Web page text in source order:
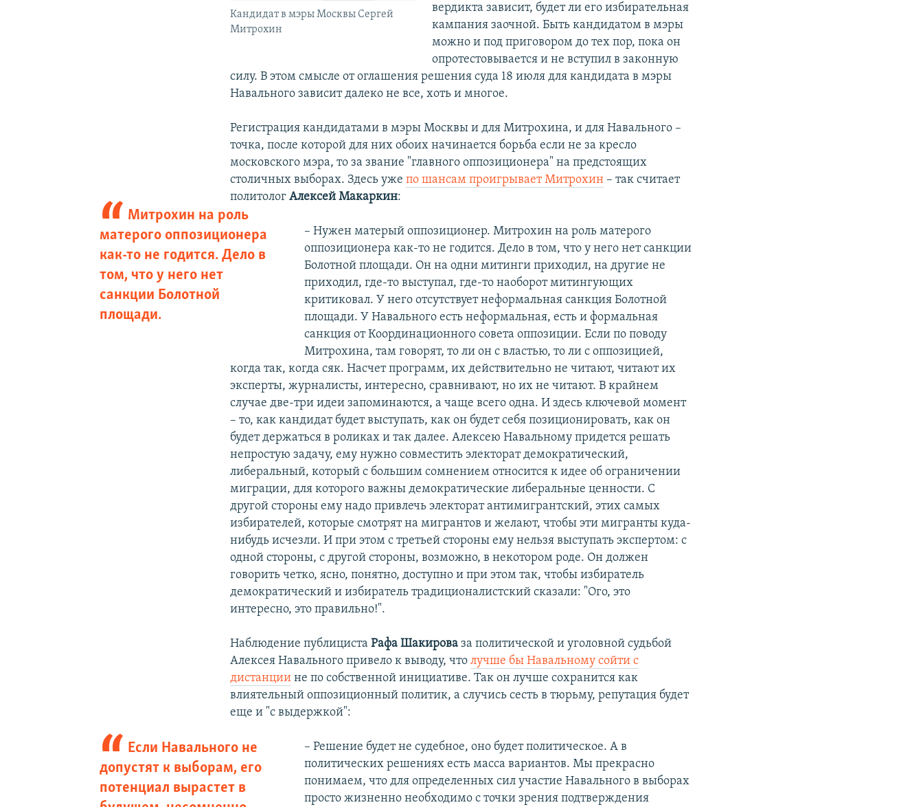
Кандидат в мэры Москвы Сергей
Митрохин
вердикта зависит, будет ли его избирательная
кампания заочной. Быть кандидатом в мэры
можно и под приговором до тех пор, пока он
опротестовывается и не вступил в законную
силу. В этом смысле от оглашения решения суда 18 июля для кандидата в мэры
Навального зависит далеко не все, хоть и многое.
Регистрация кандидатами в мэры Москвы и для Митрохина, и для Навального –
точка, после которой для них обоих начинается борьба если не за кресло
московского мэра, то за звание "главного оппозиционера" на предстоящих
столичных выборах. Здесь ужепо шансам проигрывает Митрохин – так считает
политологАлексей Макаркин:
Митрохин на роль
матерого оппозиционера
как-то не годится. Дело в
том, что у него нет
санкции Болотной
площади.
– Нужен матерый оппозиционер. Митрохин на роль матерого
оппозиционера как-то не годится. Дело в том, что у него нет санкции
Болотной площади. Он на одни митинги приходил, на другие не
приходил, где-то выступал, где-то наоборот митингующих
критиковал. У него отсутствует неформальная санкция Болотной
площади. У Навального есть неформальная, есть и формальная
санкция от Координационного совета оппозиции. Если по поводу
Митрохина, там говорят, то ли он с властью, то ли с оппозицией,
когда так, когда сяк. Насчет программ, их действительно не читают, читают их
эксперты, журналисты, интересно, сравнивают, но их не читают. В крайнем
случае две-три идеи запоминаются, а чаще всего одна. И здесь ключевой момент
– то, как кандидат будет выступать, как он будет себя позиционировать, как он
будет держаться в роликах и так далее. Алексею Навальному придется решать
непростую задачу, ему нужно совместить электорат демократический,
либеральный, который с большим сомнением относится к идее об ограничении
миграции, для которого важны демократические либеральные ценности. С
другой стороны ему надо привлечь электорат антимигрантский, этих самых
избирателей, которые смотрят на мигрантов и желают, чтобы эти мигранты куда-
нибудь исчезли. И при этом с третьей стороны ему нельзя выступать экспертом: с
одной стороны, с другой стороны, возможно, в некотором роде. Он должен
говорить четко, ясно, понятно, доступно и при этом так, чтобы избиратель
демократический и избиратель традиционалистский сказали: "Ого, это
интересно, это правильно!".
Наблюдение публицистаРафа Шакирова за политической и уголовной судьбой
Алексея Навального привело к выводу, чтолучше бы Навальному сойти с
дистанции не по собственной инициативе. Так он лучше сохранится как
влиятельный оппозиционный политик, а случись сесть в тюрьму, репутация будет
еще и "с выдержкой":
Если Навального не
допустят к выборам, его
потенциал вырастет в
– Решение будет не судебное, оно будет политическое. А в
политических решениях есть масса вариантов. Мы прекрасно
понимаем, что для определенных сил участие Навального в выборах
просто жизненно необходимо с точки зрения подтверждения